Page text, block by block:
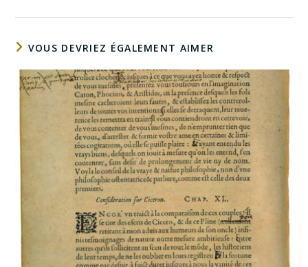
VOUS DEVRIEZ ÉGALEMENT AIMER